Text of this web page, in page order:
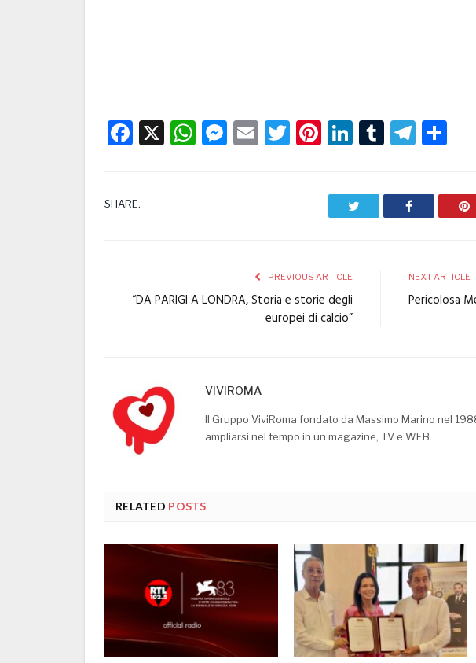
Facebook
X WhatsApp
Messenger
EmailTwitter
Pinterest
LinkedIn
Tumblr
SHARE. Facebook
PREVIOUS ARTICLE
“DA PARIGI A LONDRA, Storia e storie degli
europei di calcio”
NEXT ARTICLE
Pericolosa
VIVIROMA
Il Gruppo ViviRoma fondato da Massimo Marino nel
ampliarsi nel tempo in un magazine, TV e WEB.
RELATED POSTS